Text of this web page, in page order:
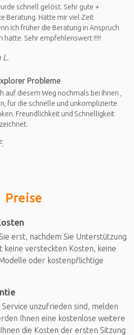
schnell gelöst. Sehr gute +
Beratung. Hätte mir viel Zeit
ich früher die Beratung in Anspruch
hätte. Sehr empfehlenswert !!!!!
L.
Probleme
auf diesem Weg nochmals bei Ihnen ,
für die schnelle und unkomplizierte
Freundlichkeit und Schnelligkeit
Preise
erst, nachdem Sie Unterstützung
keine versteckten Kosten, keine
oder kostenpflichtige
unzufrieden sind, melden
Ihnen eine kostenlose weitere
die Kosten der ersten Sitzung